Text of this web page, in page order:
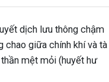
dịch lưu thông chậm
chao giữa chính khí và tà
mệt mỏi (huyết hư